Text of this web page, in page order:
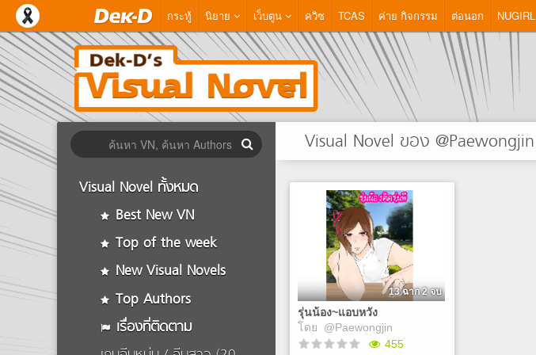
กระทู้ นิยาย เว็บตูน ควิซ TCAS ค่าย กิจกรรม ต่อนอก NUGIRL
Visual Novel ทั้งหมด
Best New VN
Top of the week
New Visual Novels
Top Authors
เรื่องที่ติดตาม
Visual Novel ของ @Paewongjin
รุ่นน้อง~แอบหวัง
โดย
@Paewongjin
13 ฉาก 2 จบ
455